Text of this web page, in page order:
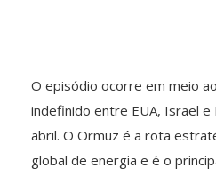
O episódio ocorre em meio
indefinido entre EUA, Israel e
abril. O Ormuz é a rota
global de energia e é o